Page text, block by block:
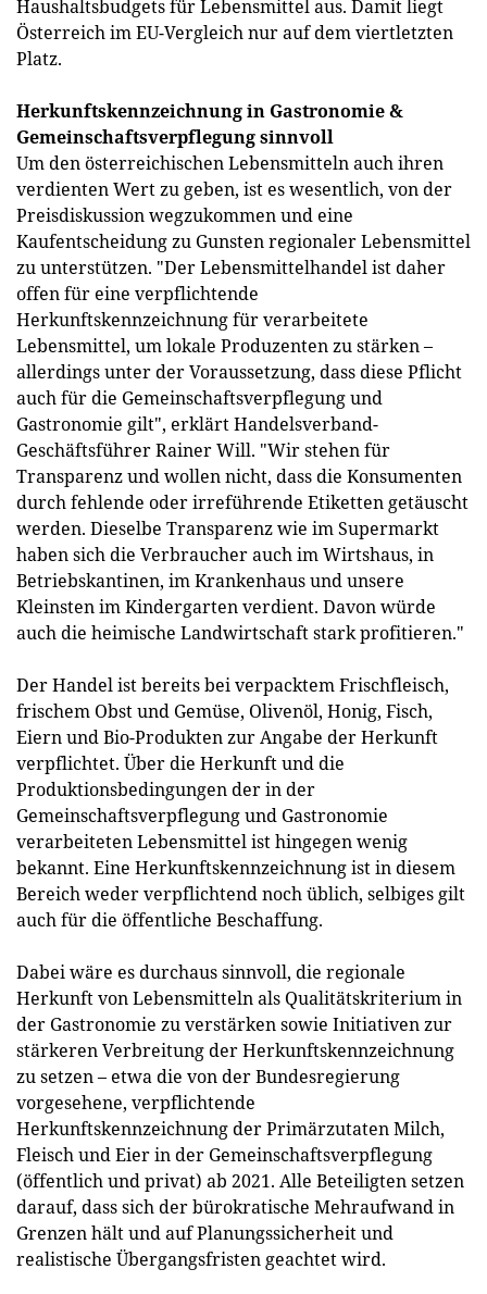
Haushaltsbudgets für Lebensmittel aus. Damit liegt
Österreich im EU-Vergleich nur auf dem viertletzten
Platz.
Herkunftskennzeichnung in Gastronomie &
Gemeinschaftsverpflegung sinnvoll
Um den österreichischen Lebensmitteln auch ihren
verdienten Wert zu geben, ist es wesentlich, von der
Preisdiskussion wegzukommen und eine
Kaufentscheidung zu Gunsten regionaler Lebensmittel
zu unterstützen. "Der Lebensmittelhandel ist daher
offen für eine verpflichtende
Herkunftskennzeichnung für verarbeitete
Lebensmittel, um lokale Produzenten zu stärken –
allerdings unter der Voraussetzung, dass diese Pflicht
auch für die Gemeinschaftsverpflegung und
Gastronomie gilt", erklärt Handelsverband-
Geschäftsführer Rainer Will. "Wir stehen für
Transparenz und wollen nicht, dass die Konsumenten
durch fehlende oder irreführende Etiketten getäuscht
werden. Dieselbe Transparenz wie im Supermarkt
haben sich die Verbraucher auch im Wirtshaus, in
Betriebskantinen, im Krankenhaus und unsere
Kleinsten im Kindergarten verdient. Davon würde
auch die heimische Landwirtschaft stark profitieren."
Der Handel ist bereits bei verpacktem Frischfleisch,
frischem Obst und Gemüse, Olivenöl, Honig, Fisch,
Eiern und Bio-Produkten zur Angabe der Herkunft
verpflichtet. Über die Herkunft und die
Produktionsbedingungen der in der
Gemeinschaftsverpflegung und Gastronomie
verarbeiteten Lebensmittel ist hingegen wenig
bekannt. Eine Herkunftskennzeichnung ist in diesem
Bereich weder verpflichtend noch üblich, selbiges gilt
auch für die öffentliche Beschaffung.
Dabei wäre es durchaus sinnvoll, die regionale
Herkunft von Lebensmitteln als Qualitätskriterium in
der Gastronomie zu verstärken sowie Initiativen zur
stärkeren Verbreitung der Herkunftskennzeichnung
zu setzen – etwa die von der Bundesregierung
vorgesehene, verpflichtende
Herkunftskennzeichnung der Primärzutaten Milch,
Fleisch und Eier in der Gemeinschaftsverpflegung
(öffentlich und privat) ab 2021. Alle Beteiligten setzen
darauf, dass sich der bürokratische Mehraufwand in
Grenzen hält und auf Planungssicherheit und
realistische Übergangsfristen geachtet wird.